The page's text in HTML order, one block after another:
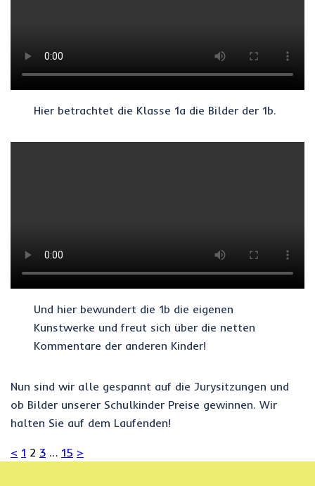
Hier betrachtet die Klasse 1a die Bilder der 1b.
Und hier bewundert die 1b die eigenen
Kunstwerke und freut sich über die netten
Kommentare der anderen Kinder!
Nun sind wir alle gespannt auf die Jurysitzungen und
ob Bilder unserer Schulkinder Preise gewinnen. Wir
halten Sie auf dem Laufenden!
Beitragsnavigation
< 1 2 3 … 15 >